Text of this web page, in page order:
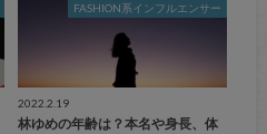
FASHION系インフルエンサー
2022.2.19
林ゆめの年齢は？本名や身長、体